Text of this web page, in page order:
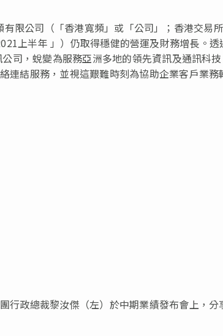
限公司（「香港寬頻」或「公司」；香港交易所
上半年 」）仍取得穩健的營運及財務增長。透
司，蛻變為服務亞洲多地的領先資訊及通訊科技
連結服務，並視這艱難時刻為協助企業客戶業務
行政總裁黎汝傑（左）於中期業績發布會上，分